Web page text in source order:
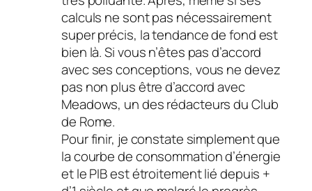
calculs ne sont pas nécessairement
super précis, la tendance de fond est
bien là. Si vous n’êtes pas d’accord
avec ses conceptions, vous ne devez
pas non plus être d’accord avec
Meadows, un des rédacteurs du Club
de Rome.
Pour finir, je constate simplement que
la courbe de consommation d’énergie
et le PIB est étroitement lié depuis +